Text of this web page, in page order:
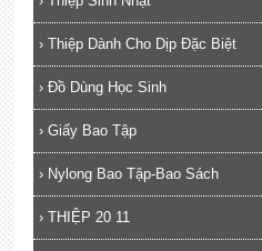
› Thiệp Dành Cho Dịp Đặc Biệt
› Đồ Dùng Học Sinh
› Giấy Bao Tập
› Nylong Bao Tập-Bao Sách
› THIỆP 20 11